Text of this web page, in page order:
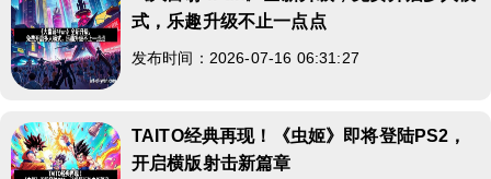
式，乐趣升级不止一点点
发布时间：2026-07-16 06:31:27
TAITO经典再现！《虫姬》即将登陆PS2，
开启横版射击新篇章